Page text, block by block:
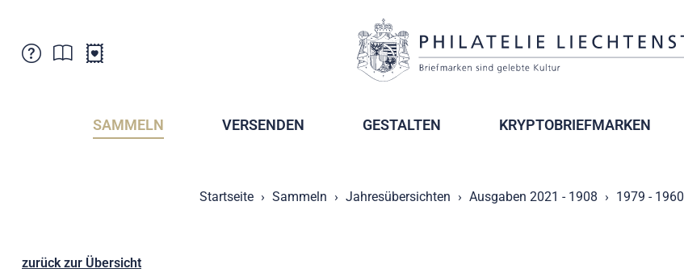
Verkaufsstellen
Postcrossing
Abonnemente
SAMMELN VERSENDEN GESTALTEN KRYPTOBRIEFMARKEN
Startseite Sammeln Jahresübersichten Ausgaben 2021 - 1908 1979 - 1960
zurück zur Übersicht